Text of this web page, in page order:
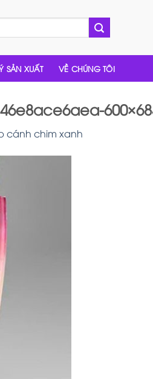
SẢN XUẤT VỀ CHÚNG TÔI
cánh chim xanh